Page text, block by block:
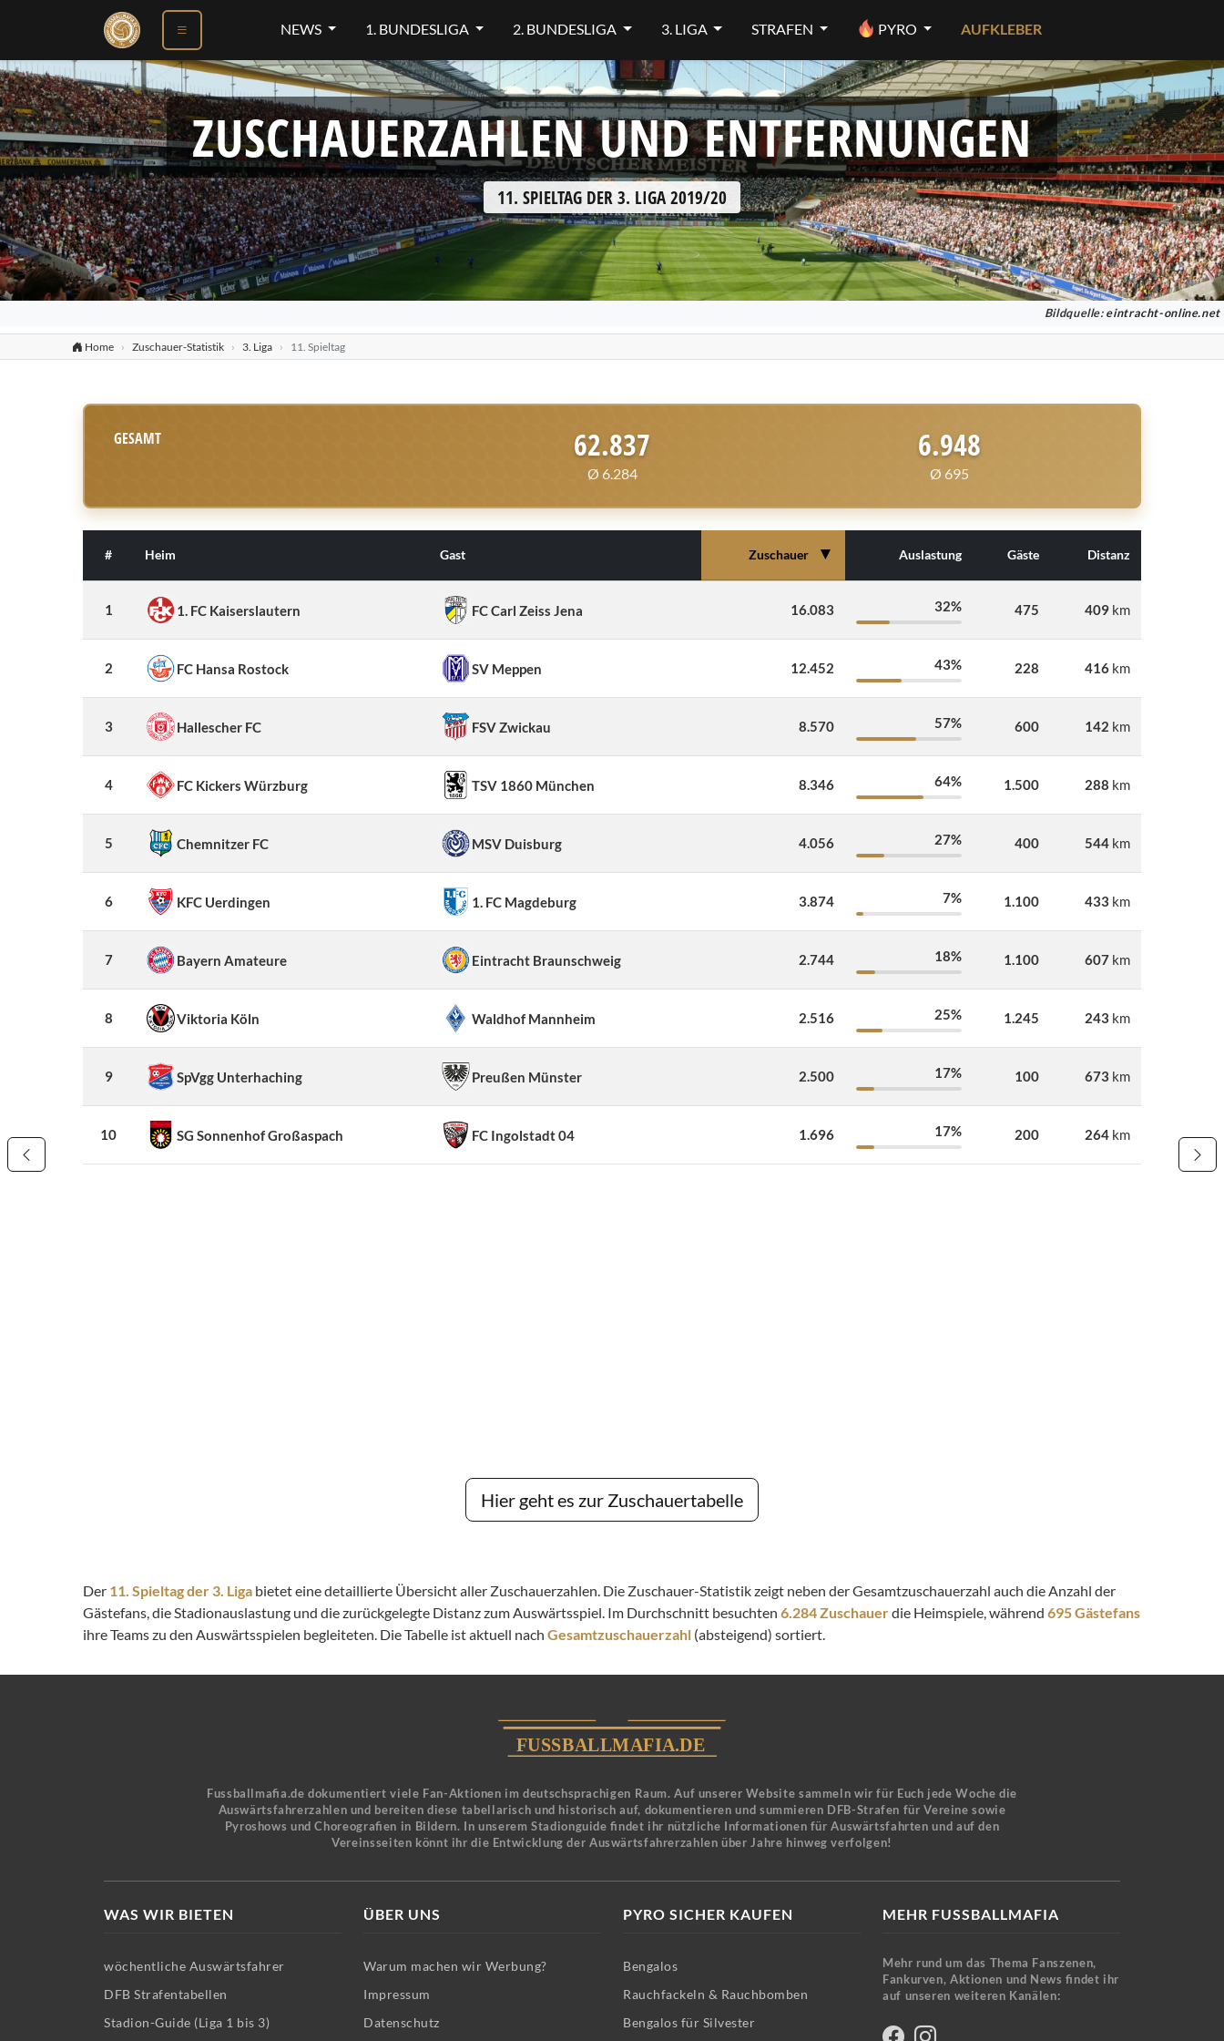
NEWS 1. BUNDESLIGA 2. BUNDESLIGA 3. LIGA STRAFEN PYRO AUFKLEBER
ZUSCHAUERZAHLEN UND ENTFERNUNGEN
11. SPIELTAG DER 3. LIGA 2019/20
Bildquelle: eintracht-online.net
Home Zuschauer-Statistik 3. Liga 11. Spieltag
GESAMT 62.837
Ø 6.284
6.948
Ø 695
# Heim Gast Zuschauer ▼ Auslastung Gäste Distanz
1 1. FC Kaiserslautern FC Carl Zeiss Jena 16.083 32% 475 409 km
2 FC Hansa Rostock SV Meppen 12.452 43% 228 416 km
3 Hallescher FC FSV Zwickau 8.570 57% 600 142 km
4 FC Kickers Würzburg TSV 1860 München 8.346 64% 1.500 288 km
5 Chemnitzer FC MSV Duisburg 4.056 27% 400 544 km
6 KFC Uerdingen 1. FC Magdeburg 3.874 7% 1.100 433 km
7 Bayern Amateure Eintracht Braunschweig 2.744 18% 1.100 607 km
8 Viktoria Köln Waldhof Mannheim 2.516 25% 1.245 243 km
9 SpVgg Unterhaching Preußen Münster 2.500 17% 100 673 km
10 SG Sonnenhof Großaspach FC Ingolstadt 04 1.696 17% 200 264 km
Hier geht es zur Zuschauertabelle
Der 11. Spieltag der 3. Liga bietet eine detaillierte Übersicht aller Zuschauerzahlen. Die Zuschauer-Statistik zeigt neben der Gesamtzuschauerzahl auch die Anzahl der
Gästefans, die Stadionauslastung und die zurückgelegte Distanz zum Auswärtsspiel. Im Durchschnitt besuchten 6.284 Zuschauerdie Heimspiele, während 695 Gästefans
ihre Teams zu den Auswärtsspielen begleiteten. Die Tabelle ist aktuell nach Gesamtzuschauerzahl (absteigend) sortiert.
Fussballmafia.de dokumentiert viele Fan-Aktionen im deutschsprachigen Raum. Auf unserer Website sammeln wir für Euch jede Woche die
Auswärtsfahrerzahlen und bereiten diese tabellarisch und historisch auf, dokumentieren und summieren DFB-Strafen für Vereine sowie
Pyroshows und Choreografien in Bildern. In unserem Stadionguide findet ihr nützliche Informationen für Auswärtsfahrten und auf den
Vereinsseiten könnt ihr die Entwicklung der Auswärtsfahrerzahlen über Jahre hinweg verfolgen!
WAS WIR BIETEN
wöchentliche Auswärtsfahrer
DFB Strafentabellen
Stadion-Guide (Liga 1 bis 3)
ÜBER UNS
Warum machen wir Werbung?
Impressum
Datenschutz
PYRO SICHER KAUFEN
Bengalos
Rauchfackeln & Rauchbomben
Bengalos für Silvester
MEHR FUSSBALLMAFIA
Mehr rund um das Thema Fanszenen,
Fankurven, Aktionen und News findet ihr
auf unseren weiteren Kanälen: